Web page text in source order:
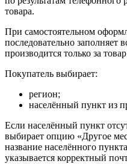
товара.
При самостоятельном
последовательно заполняет
производится только за
Покупатель выбирает:
регион;
населённый пункт из
Если населённый пункт
выбирает опцию «Другое
название населённого
указывается корректный